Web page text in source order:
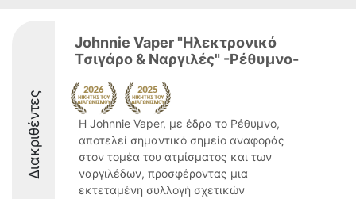
Διακριθέντες
Johnnie Vaper "Ηλεκτρονικό
Τσιγάρο & Ναργιλές" -Ρέθυμνο-
Η Johnnie Vaper, με έδρα το Ρέθυμνο,
αποτελεί σημαντικό σημείο αναφοράς
στον τομέα του ατμίσματος και των
ναργιλέδων, προσφέροντας μια
εκτεταμένη συλλογή σχετικών